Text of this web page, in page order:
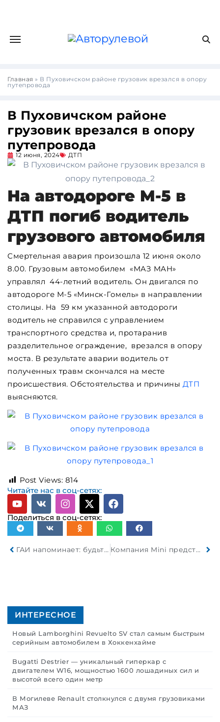
Главная » В Пуховичском районе грузовик врезался в опору
путепровода
В Пуховичском районе
грузовик врезался в опору
путепровода
12 июня, 2024 ДТП
На автодороге М-5 в
ДТП погиб водитель
грузового автомобиля
Смертельная авария произошла 12 июня около
8.00. Грузовым автомобилем «МАЗ МАН»
управлял 44-летний водитель. Он двигался по
автодороге М-5 «Минск-Гомель» в направлении
столицы. На 59 км указанной автодороги
водитель не справился с управлением
транспортного средства и, протаранив
разделительное ограждение, врезался в опору
моста. В результате аварии водитель от
полученных травм скончался на месте
происшествия. Обстоятельства и причины ДТП
выясняются.
Post Views: 814
Читайте нас в соц-сетях:
Поделиться в соц-сетях:
ГАИ напоминает: будьте внимательны на ж/д переездах! Компания Mini представила пятидверный Cooper. Более практичный хэтчбек премиум-класса уже в продаже
ИНТЕРЕСНОЕ
Новый Lamborghini Revuelto SV стал самым быстрым
серийным автомобилем в Хоккенхайме
Bugatti Destrier — уникальный гиперкар с
двигателем W16, мощностью 1600 лошадиных сил и
высотой всего один метр
В Могилеве Renault столкнулся с двумя грузовиками
МАЗ